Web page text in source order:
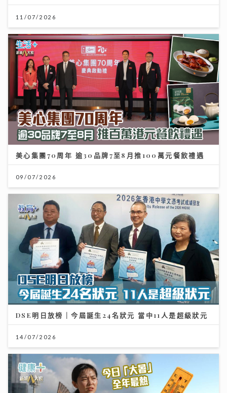
11/07/2026
美心集團70周年 逾30品牌7至8月推100萬元餐飲禮遇
09/07/2026
DSE明日放榜｜今屆誕生24名狀元 當中11人是超級狀元
14/07/2026